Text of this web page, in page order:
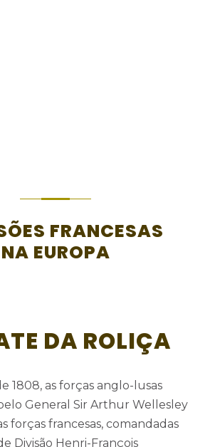
FRANCESAS
NA EUROPA
DA ROLIÇA
1808, as forças anglo-lusas
General Sir Arthur Wellesley
forças francesas, comandadas
Divisão Henri-François